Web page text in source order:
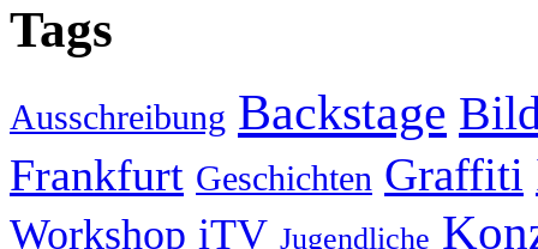
Tags
Ausschreibung Backstage
Frankfurt Geschichten Graffiti
Workshop iTV Jugendliche